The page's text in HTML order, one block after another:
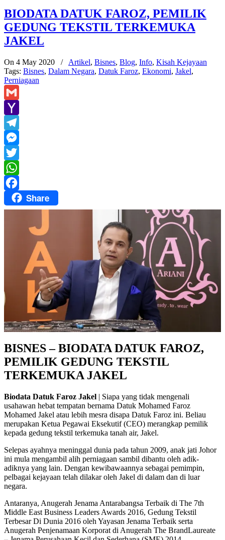
BIODATA DATUK FAROZ, PEMILIK
GEDUNG TEKSTIL TERKEMUKA
JAKEL
On 4 May 2020 / Artikel, Bisnes, Blog, Info, Kisah Kejayaan
Tags: Bisnes, Dalam Negara, Datuk Faroz, Ekonomi, Jakel,
Perniagaan
Gmail
Yahoo
Mail
Telegram
Messenger
Twitter
WhatsApp
FacebookShare
BISNES – BIODATA DATUK FAROZ,
PEMILIK GEDUNG TEKSTIL
TERKEMUKA JAKEL
Biodata Datuk Faroz Jakel | Siapa yang tidak mengenali
usahawan hebat tempatan bernama Datuk Mohamed Faroz
Mohamed Jakel atau lebih mesra disapa Datuk Faroz ini. Beliau
merupakan Ketua Pegawai Eksekutif (CEO) merangkap pemilik
kepada gedung tekstil terkemuka tanah air, Jakel.
Selepas ayahnya meninggal dunia pada tahun 2009, anak jati Johor
ini mula mengambil alih perniagaan sambil dibantu oleh adik-
adiknya yang lain. Dengan kewibawaannya sebagai pemimpin,
pelbagai kejayaan telah dilakar oleh Jakel di dalam dan di luar
negara.
Antaranya, Anugerah Jenama Antarabangsa Terbaik di The 7th
Middle East Business Leaders Awards 2016, Gedung Tekstil
Terbesar Di Dunia 2016 oleh Yayasan Jenama Terbaik serta
Anugerah Penjenamaan Korporat di Anugerah The BrandLaureate